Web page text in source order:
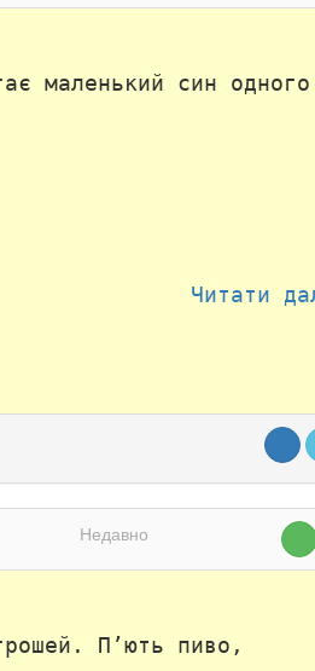
маленький син одного
Читати
Недавно
П’ють пиво,